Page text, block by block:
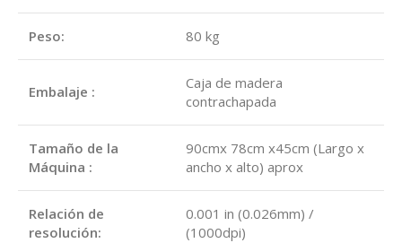
Peso: 80 kg
Embalaje :
Caja de madera
contrachapada
Tamaño de la
Máquina :
90cmx 78cm x45cm (Largo x
ancho x alto) aprox
Relación de
resolución:
0.001 in (0.026mm) /
(1000dpi)